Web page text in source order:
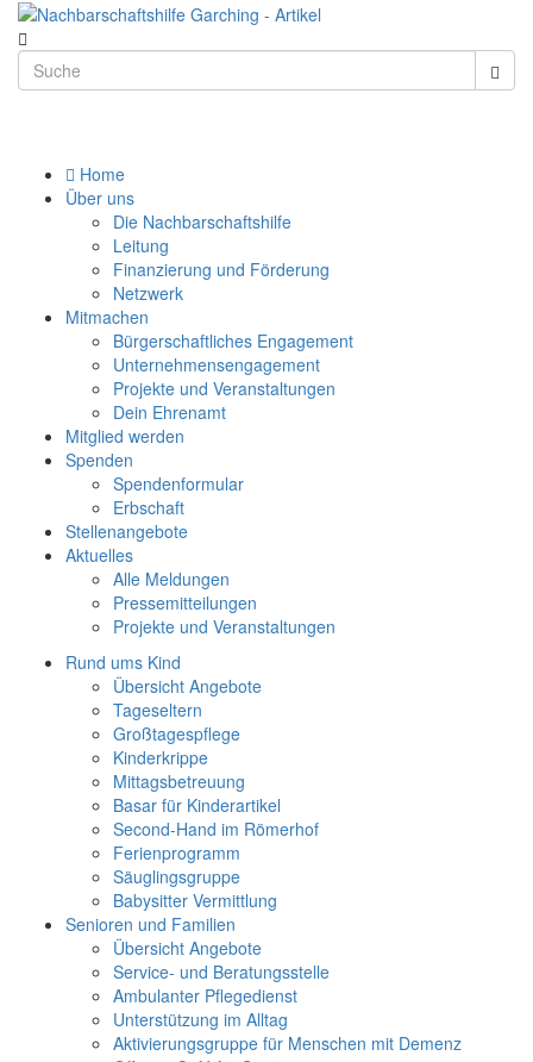
Home
Über uns
Die Nachbarschaftshilfe
Leitung
Finanzierung und Förderung
Netzwerk
Mitmachen
Bürgerschaftliches Engagement
Unternehmensengagement
Projekte und Veranstaltungen
Dein Ehrenamt
Mitglied werden
Spenden
Spendenformular
Erbschaft
Stellenangebote
Aktuelles
Alle Meldungen
Pressemitteilungen
Projekte und Veranstaltungen
Rund ums Kind
Übersicht Angebote
Tageseltern
Großtagespflege
Kinderkrippe
Mittagsbetreuung
Basar für Kinderartikel
Second-Hand im Römerhof
Ferienprogramm
Säuglingsgruppe
Babysitter Vermittlung
Senioren und Familien
Übersicht Angebote
Service- und Beratungsstelle
Ambulanter Pflegedienst
Unterstützung im Alltag
Aktivierungsgruppe für Menschen mit Demenz